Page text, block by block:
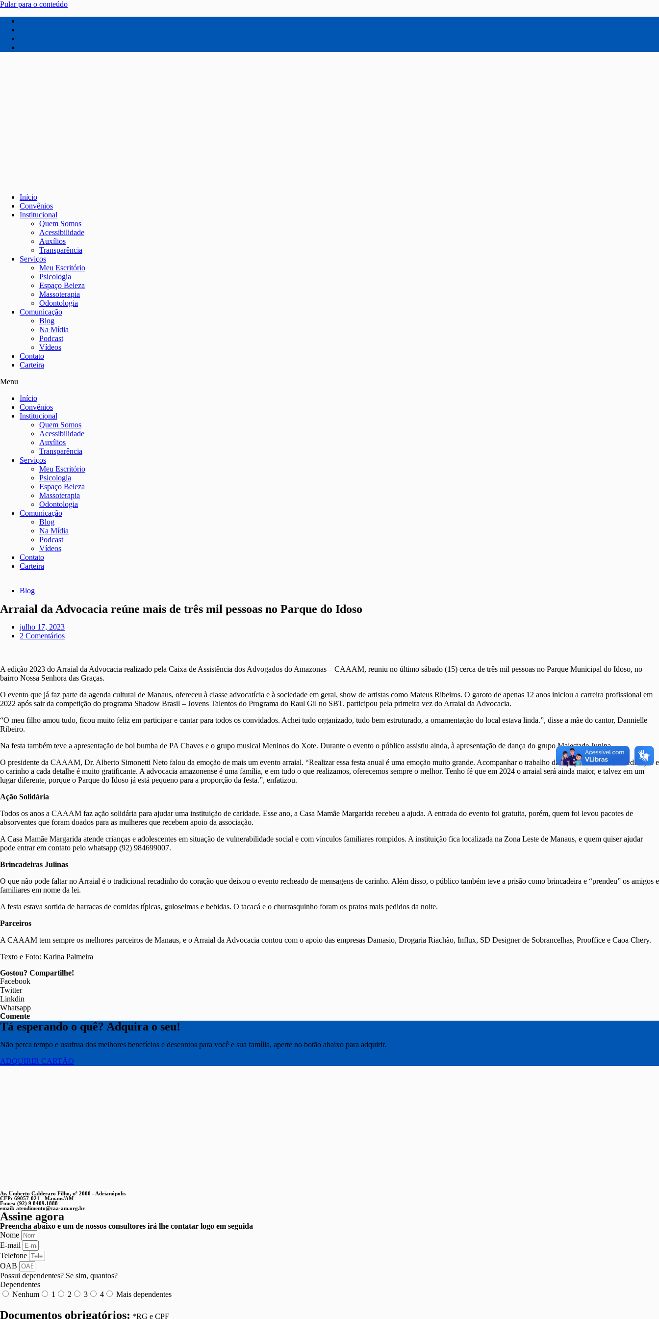
Pular para o conteúdo
Início
Convênios
Institucional
Quem Somos
Acessibilidade
Auxílios
Transparência
Serviços
Meu Escritório
Psicologia
Espaço Beleza
Massoterapia
Odontologia
Comunicação
Blog
Na Mídia
Podcast
Vídeos
Contato
Carteira
Menu
Início
Convênios
Institucional
Quem Somos
Acessibilidade
Auxílios
Transparência
Serviços
Meu Escritório
Psicologia
Espaço Beleza
Massoterapia
Odontologia
Comunicação
Blog
Na Mídia
Podcast
Vídeos
Contato
Carteira
Blog
Arraial da Advocacia reúne mais de três mil pessoas no Parque do Idoso
julho 17, 2023
2 Comentários
A edição 2023 do Arraial da Advocacia realizado pela Caixa de Assistência dos Advogados do Amazonas – CAAAM, reuniu no último sábado (15) cerca de três mil pessoas no Parque Municipal do Idoso, no
bairro Nossa Senhora das Graças.
O evento que já faz parte da agenda cultural de Manaus, ofereceu à classe advocatícia e à sociedade em geral, show de artistas como Mateus Ribeiros. O garoto de apenas 12 anos iniciou a carreira profissional em
2022 após sair da competição do programa Shadow Brasil – Jovens Talentos do Programa do Raul Gil no SBT. participou pela primeira vez do Arraial da Advocacia.
“O meu filho amou tudo, ficou muito feliz em participar e cantar para todos os convidados. Achei tudo organizado, tudo bem estruturado, a ornamentação do local estava linda.”, disse a mãe do cantor, Dannielle
Ribeiro.
Na festa também teve a apresentação de boi bumba de PA Chaves e o grupo musical Meninos do Xote. Durante o evento o público assistiu ainda, à apresentação de dança do grupo Majestade Junina.
O presidente da CAAAM, Dr. Alberto Simonetti Neto falou da emoção de mais um evento arraial. “Realizar essa festa anual é uma emoção muito grande. Acompanhar o trabalho da equipe CAAAM, a dedicação e
o carinho a cada detalhe é muito gratificante. A advocacia amazonense é uma família, e em tudo o que realizamos, oferecemos sempre o melhor. Tenho fé que em 2024 o arraial será ainda maior, e talvez em um
lugar diferente, porque o Parque do Idoso já está pequeno para a proporção da festa.”, enfatizou.
Ação Solidária
Todos os anos a CAAAM faz ação solidária para ajudar uma instituição de caridade. Esse ano, a Casa Mamãe Margarida recebeu a ajuda. A entrada do evento foi gratuita, porém, quem foi levou pacotes de
absorventes que foram doados para as mulheres que recebem apoio da associação.
A Casa Mamãe Margarida atende crianças e adolescentes em situação de vulnerabilidade social e com vínculos familiares rompidos. A instituição fica localizada na Zona Leste de Manaus, e quem quiser ajudar
pode entrar em contato pelo whatsapp (92) 984699007.
Brincadeiras Julinas
O que não pode faltar no Arraial é o tradicional recadinho do coração que deixou o evento recheado de mensagens de carinho. Além disso, o público também teve a prisão como brincadeira e “prendeu” os amigos e
familiares em nome da lei.
A festa estava sortida de barracas de comidas típicas, guloseimas e bebidas. O tacacá e o churrasquinho foram os pratos mais pedidos da noite.
Parceiros
A CAAAM tem sempre os melhores parceiros de Manaus, e o Arraial da Advocacia contou com o apoio das empresas Damasio, Drogaria Riachão, Influx, SD Designer de Sobrancelhas, Prooffice e Caoa Chery.
Texto e Foto: Karina Palmeira
Gostou? Compartilhe!
Facebook
Twitter
Linkdin
Whatsapp
Comente
Tá esperando o quê? Adquira o seu!
Não perca tempo e usufrua dos melhores benefícios e descontos para você e sua família, aperte no botão abaixo para adquirir.
ADQUIRIR CARTÃO
Av. Umberto Calderaro Filho, nº 2000 - Adrianópolis
CEP: 69057-021 - Manaus/AM
Fones: (92) 9 8409.1888
email: atendimento@caa-am.org.br
Assine agora
Preencha abaixo e um de nossos consultores irá lhe contatar logo em seguida
Nome
E-mail
Telefone
OAB
Possui dependentes? Se sim, quantos?
Dependentes
Nenhum
1 2 3 4 Mais dependentes
Documentos obrigatórios: *RG e CPF